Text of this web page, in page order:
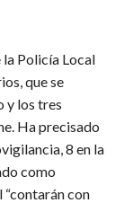
Policía Local
que se
y los tres
Ha precisado
8 en la
como
con